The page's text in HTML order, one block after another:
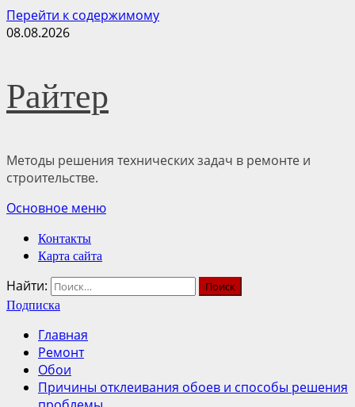
Перейти к содержимому
08.08.2026
Райтер
Методы решения технических задач в ремонте и
строительстве.
Основное меню
Контакты
Карта сайта
Найти:
Подписка
Главная
Ремонт
Обои
Причины отклеивания обоев и способы решения